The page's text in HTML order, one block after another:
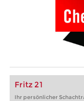
Fritz 21
Ihr persönlicher